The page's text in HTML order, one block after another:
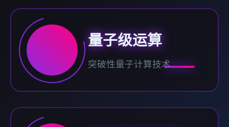
量子级运算
突破性量子计算技术